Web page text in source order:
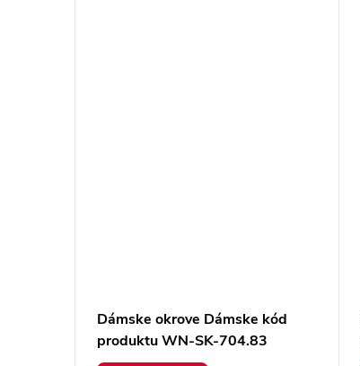
Dámske okrove Dámske kód
produktu WN-SK-704.83